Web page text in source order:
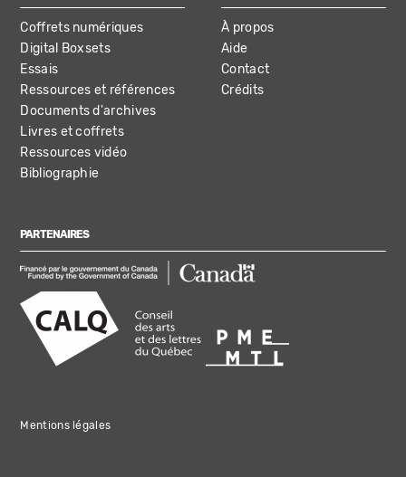
Coffrets numériques
Digital Boxsets
Essais
Ressources et références
Documents d'archives
Livres et coffrets
Ressources vidéo
Bibliographie
À propos
Aide
Contact
Crédits
PARTENAIRES
Mentions légales